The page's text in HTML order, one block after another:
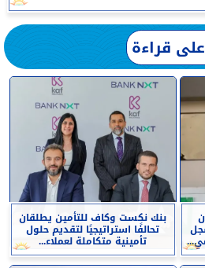
قراءة
بنك نكست وكاف للتأمين يطلقان
تحالفًا استراتيجيًا لتقديم حلول
تأمينية متكاملة لعملاء...